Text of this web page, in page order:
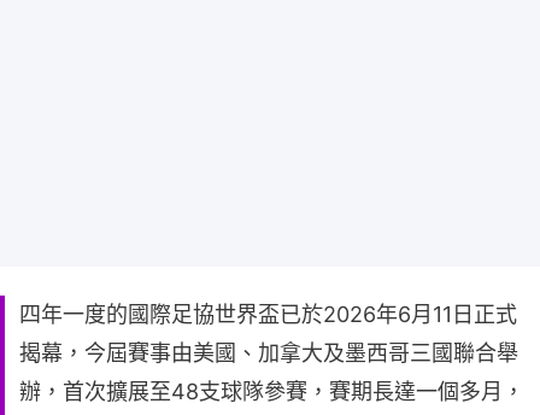
四年一度的國際足協世界盃已於2026年6月11日正式
揭幕，今屆賽事由美國、加拿大及墨西哥三國聯合舉
辦，首次擴展至48支球隊參賽，賽期長達一個多月，